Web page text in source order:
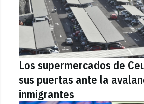
Los supermercados de
sus puertas ante la
inmigrantes